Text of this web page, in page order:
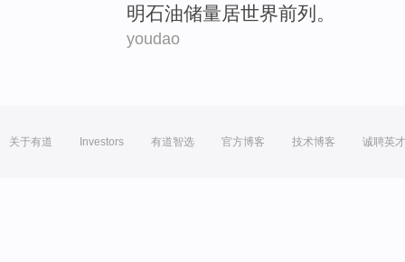
明石油储量居世界前列。
youdao
关于有道 Investors 有道智选 官方博客 技术博客 诚聘英才